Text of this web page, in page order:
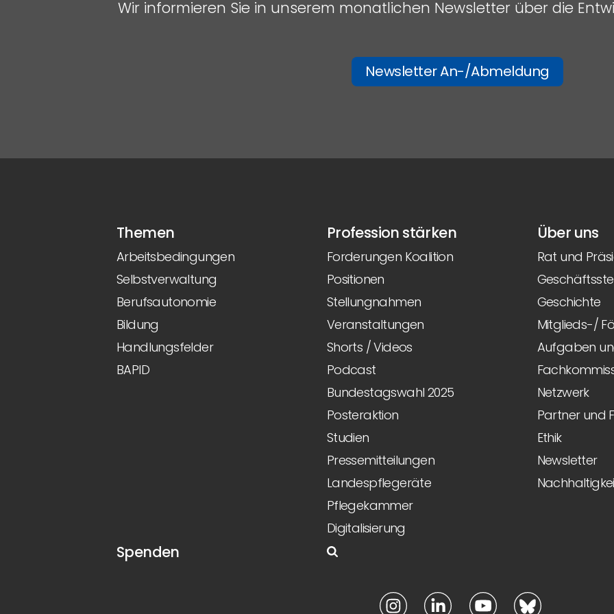
Wir informieren Sie in unserem monatlichen Newsletter über die
Newsletter An-/Abmeldung
Themen
Arbeitsbedingungen
Selbstverwaltung
Berufsautonomie
Bildung
Handlungsfelder
BAPID
Profession stärken
Forderungen Koalition
Positionen
Stellungnahmen
Veranstaltungen
Shorts / Videos
Podcast
Bundestagswahl 2025
Posteraktion
Studien
Pressemitteilungen
Landespflegeräte
Pflegekammer
Digitalisierung
Über uns
Rat und
Geschichte
Mitglieds-/
Aufgaben
Netzwerk
Partner und
Ethik
Newsletter
Spenden